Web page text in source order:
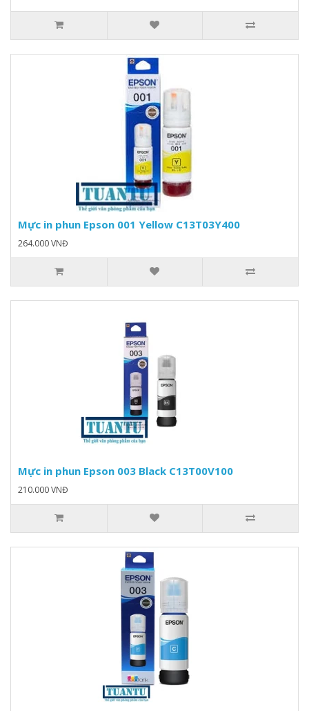
Mực in phun Epson 001 Yellow C13T03Y400
264.000 VNĐ
Mực in phun Epson 003 Black C13T00V100
210.000 VNĐ